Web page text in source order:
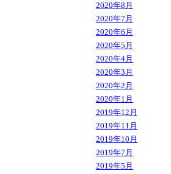
2020年8月
2020年7月
2020年6月
2020年5月
2020年4月
2020年3月
2020年2月
2020年1月
2019年12月
2019年11月
2019年10月
2019年7月
2019年5月